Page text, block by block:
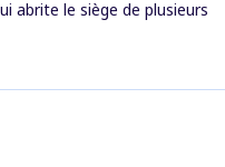
abrite le siège de plusieurs